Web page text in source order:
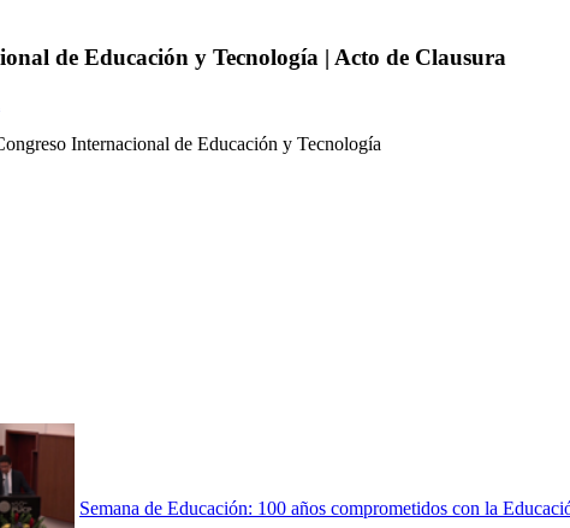
de Educación y Tecnología | Acto de Clausura
Internacional de Educación y Tecnología
Semana de Educación: 100 años comprometidos con la